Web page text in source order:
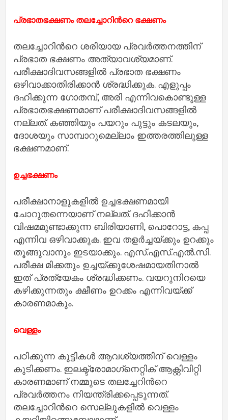
പ്രഭാതഭക്ഷണം തലച്ചോറിന്‍റെ ഭക്ഷണം
തലച്ചോറിന്‍റെ ശരിയായ പ്രവര്‍ത്തനത്തിന്
പ്രഭാത ഭക്ഷണം അത്യാവശ്യമാണ്.
പരീക്ഷാദിവസങ്ങളില്‍ പ്രഭാത ഭക്ഷണം
ഒഴിവാക്കാതിരിക്കാന്‍ ശ്രദ്ധിക്കുക. എളുപ്പം
ദഹിക്കുന്ന ഗോതമ്പ്, അരി എന്നിവകൊണ്ടുള്ള
പ്രഭാതഭക്ഷണമാണ് പരീക്ഷാദിവസങ്ങളില്‍
നല്ലത്. കഞ്ഞിയും പയറും പുട്ടും കടലയും,
ദോശയും സാമ്പാറുമെല്ലാം ഇത്തരത്തിലുള്ള
ഭക്ഷണമാണ്.
ഉച്ചഭക്ഷണം
പരീക്ഷാനാളുകളില്‍ ഉച്ചഭക്ഷണമായി
ചോറുതന്നെയാണ് നല്ലത്. ദഹിക്കാന്‍
വിഷമമുണ്ടാക്കുന്ന ബിരിയാണി, പൊറോട്ട, കപ്പ
എന്നിവ ഒഴിവാക്കുക. ഇവ തളര്‍ച്ചയ്ക്കും ഉറക്കും
തൂങ്ങുവാനും ഇടയാക്കും. എസ്.എസ്.എല്‍.സി.
പരീക്ഷ മിക്കതും ഉച്ചയ്ക്കുശേഷമായതിനാല്‍
ഇത് പ്രത്യേകം ശ്രദ്ധിക്കണം. വയറുനിറയെ
കഴിക്കുന്നതും ക്ഷീണം ഉറക്കം എന്നിവയ്ക്ക്
കാരണമാകും.
വെള്ളം
പഠിക്കുന്ന കുട്ടികള്‍ ആവശ്യത്തിന് വെള്ളം
കുടിക്കണം. ഇലക്ട്രോമാഗ്‌നെറ്റിക് ആക്റ്റിവിറ്റി
കാരണമാണ് നമ്മുടെ തലച്ചേറിന്‍റെ
പ്രവര്‍ത്തനം നിയന്ത്രിക്കപ്പെടുന്നത്.
തലച്ചോറിന്‍റെ സെല്ലുകളില്‍ വെള്ളം